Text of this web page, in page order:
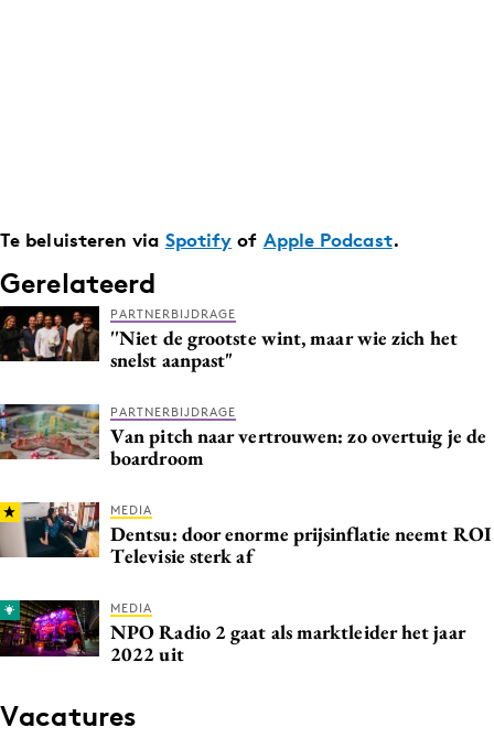
Te beluisteren via Spotify of Apple Podcast.
Gerelateerd
PARTNERBIJDRAGE
''Niet de grootste wint, maar wie zich het
snelst aanpast"
PARTNERBIJDRAGE
Van pitch naar vertrouwen: zo overtuig je de
boardroom
MEDIA
Dentsu: door enorme prijsinflatie neemt ROI
Televisie sterk af
MEDIA
NPO Radio 2 gaat als marktleider het jaar
2022 uit
Vacatures